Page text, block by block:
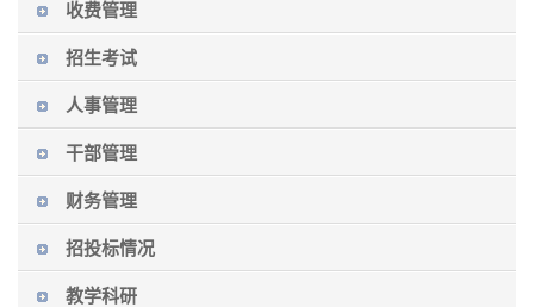
收费管理
招生考试
人事管理
干部管理
财务管理
招投标情况
教学科研